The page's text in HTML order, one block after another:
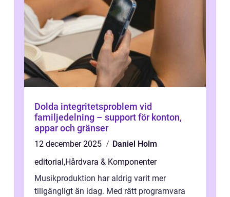
Dolda integritetsproblem vid
familjedelning – support för konton,
appar och gränser
12 december 2025
Daniel Holm
editorial,Hårdvara & Komponenter
Musikproduktion har aldrig varit mer
tillgängligt än idag. Med rätt programvara